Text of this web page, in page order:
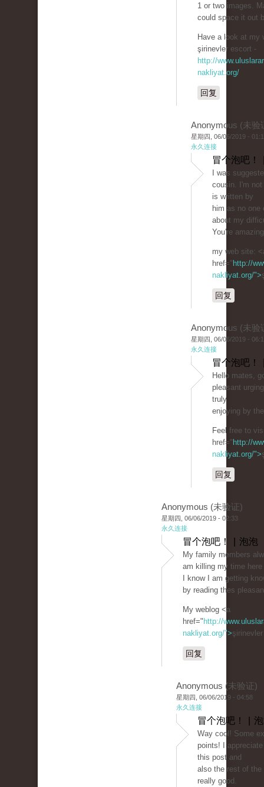
1 or two images.
could space it out
Have a look at my
şirinevler escort -
http://
nakliyat.org/
回复
Anonymous (未验
星期四, 06/06/2019 -
永久连接
冒个泡吧！
I was
cousin. I'm
is written by
him as no one
about my
You're
my web site:
href=" http://
nakliyat.org/">
回复
Anonymous (未验
星期四, 06/06/2019 -
永久连接
冒个泡吧！
Hello mates,
pleasant
truly
enjoying by
Feel free to
href=" http://
nakliyat.org/">
回复
Anonymous (未验证)
星期四, 06/06/2019 - 02:33
永久连接
冒个泡吧！ | 泡泡
My family members
am killing my time
I know I am getting
by reading thes
My weblog <a
href=" http://
nakliyat.org/">
回复
Anonymous (未验证)
星期四, 06/06/2019 - 04:58
永久连接
冒个泡吧！ |
Way cool! Some
points! I
this post and
also the rest of
really good.